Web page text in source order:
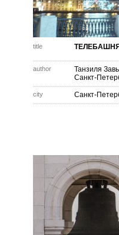
title
author
Танзиля
Санкт-
city Санкт-